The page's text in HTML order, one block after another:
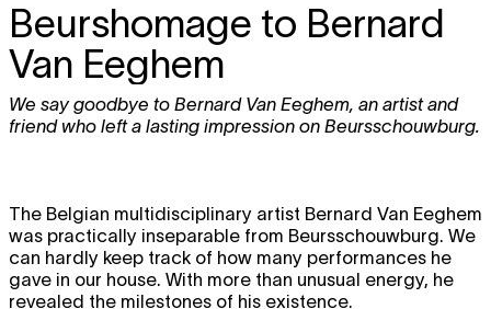
Beurshomage to Bernard
Van Eeghem
We say goodbye to Bernard Van Eeghem, an artist and
friend who left a lasting impression on Beursschouwburg.
The Belgian multidisciplinary artist Bernard Van Eeghem
was practically inseparable from Beursschouwburg. We
can hardly keep track of how many performances he
gave in our house. With more than unusual energy, he
revealed the milestones of his existence.